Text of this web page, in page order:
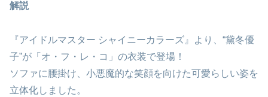
解説
『アイドルマスター シャイニーカラーズ』より、“黛冬優
子”が「オ・フ・レ・コ」の衣装で登場！
ソファに腰掛け、小悪魔的な笑顔を向けた可愛らしい姿を
立体化しました。